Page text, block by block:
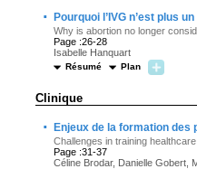
· Pourquoi l’IVG n’est plus
Why is abortion no longer
Page :26-28
Isabelle Hanquart
Résumé Plan
Clinique
· Enjeux de la formation
Challenges in training
Page :31-37
Céline Brodar, Danielle Gobert,